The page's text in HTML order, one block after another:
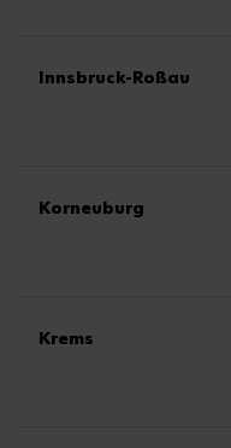
Innsbruck-Roßau
Korneuburg
Krems